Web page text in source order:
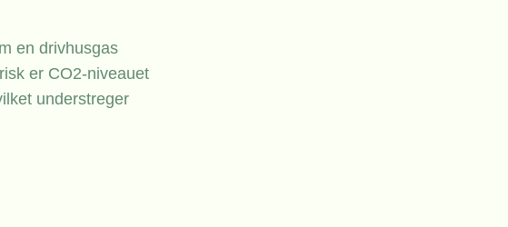
en drivhusgas
er CO2-niveauet
understreger